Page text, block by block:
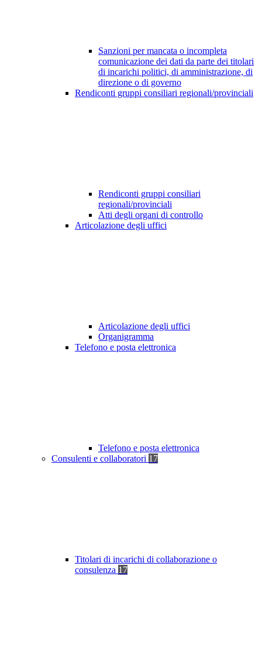
Sanzioni per mancata o incompleta
comunicazione dei dati da parte dei titolari
di incarichi politici, di amministrazione, di
direzione o di governo
Rendiconti gruppi consiliari regionali/provinciali
Rendiconti gruppi consiliari
regionali/provinciali
Atti degli organi di controllo
Articolazione degli uffici
Articolazione degli uffici
Organigramma
Telefono e posta elettronica
Telefono e posta elettronica
Consulenti e collaboratori 17
Titolari di incarichi di collaborazione o
consulenza 17